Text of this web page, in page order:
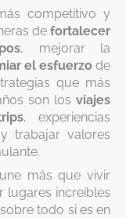
competitivo y
de fortalecer
, mejorar la
el esfuerzode
que más
son los viajes
, experiencias
trabajar valores
más que vivir
lugares increíbles
todo si es en